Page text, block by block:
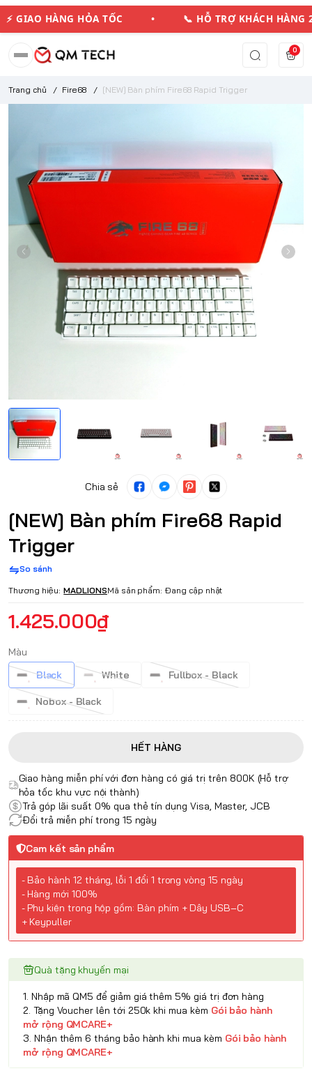
GIAO HÀNG HỎA TỐC • 📞 HỖ TRỢ KHÁCH
0
Trang chủ / Fire68 / [NEW] Bàn phím Fire68 Rapid Trigger
Chia sẻ
[NEW] Bàn phím Fire68 Rapid
Trigger
So sánh
Thương hiệu: MADLIONSMã sản phẩm: Đang cập nhật
1.425.000₫
Màu
Black
White Fullbox - Black
Nobox - Black
HẾT HÀNG
Giao hàng miễn phí với đơn hàng có giá trị trên 800K (Hỗ trợ
hỏa tốc khu vực nội thành)
Trả góp lãi suất 0% qua thẻ tín dụng Visa, Master, JCB
Đổi trả miễn phí trong 15 ngày
Cam kết sản phẩm
- Bảo hành 12 tháng, lỗi 1 đổi 1 trong vòng 15 ngày
- Hàng mới 100%
- Phụ kiện trong hộp gồm: Bàn phím + Dây USB‑C
+ Keypuller
Quà tặng khuyến mại
1. Nhập mã QM5 để giảm giá thêm 5% giá trị đơn hàng
2. Tặng Voucher lên tới 250k khi mua kèm Gói bảo hành
mở rộng QMCARE+
3. Nhận thêm 6 tháng bảo hành khi mua kèm Gói bảo hành
mở rộng QMCARE+